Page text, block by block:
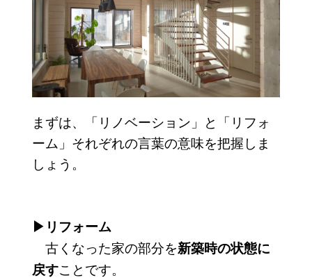
まずは、「リノベーション」と「リフォ
ーム」それぞれの言葉の意味を把握しま
しょう。
▶リフォーム
古くなった家の部分を新築時の状態に
戻すことです。